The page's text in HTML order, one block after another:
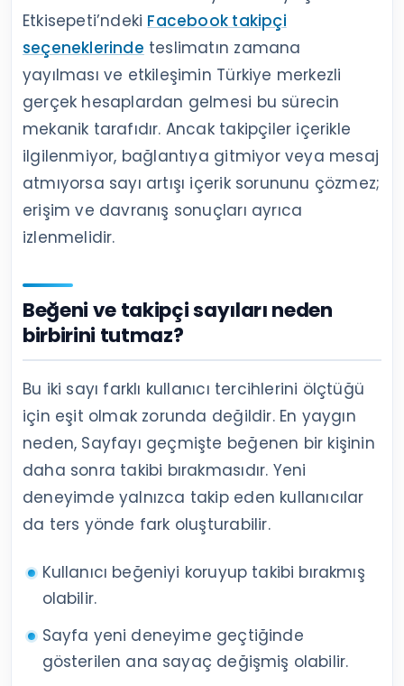
Etkisepeti’ndeki Facebook takipçi
seçeneklerinde teslimatın zamana
yayılması ve etkileşimin Türkiye merkezli
gerçek hesaplardan gelmesi bu sürecin
mekanik tarafıdır. Ancak takipçiler içerikle
ilgilenmiyor, bağlantıya gitmiyor veya mesaj
atmıyorsa sayı artışı içerik sorununu çözmez;
erişim ve davranış sonuçları ayrıca
izlenmelidir.
Beğeni ve takipçi sayıları neden
birbirini tutmaz?
Bu iki sayı farklı kullanıcı tercihlerini ölçtüğü
için eşit olmak zorunda değildir. En yaygın
neden, Sayfayı geçmişte beğenen bir kişinin
daha sonra takibi bırakmasıdır. Yeni
deneyimde yalnızca takip eden kullanıcılar
da ters yönde fark oluşturabilir.
Kullanıcı beğeniyi koruyup takibi bırakmış
olabilir.
Sayfa yeni deneyime geçtiğinde
gösterilen ana sayaç değişmiş olabilir.